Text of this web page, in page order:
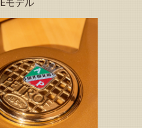
予約可能日（カレンダー11
、その他イベント等のお知
のページに、演奏会情報を
モデル